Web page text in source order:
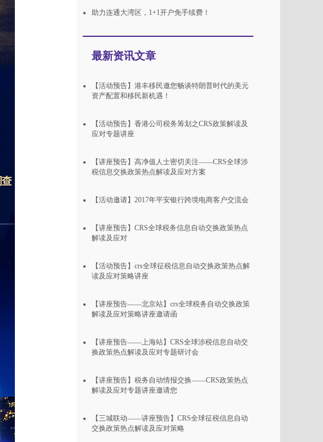
助力连通大湾区，1+1开户免手续费！
最新资讯文章
【活动预告】港丰移民邀您畅谈特朗普时代的美元
资产配置和移民新机遇！
【活动预告】香港公司税务筹划之CRS政策解读及
应对专题讲座
【讲座预告】高净值人士密切关注——CRS全球涉
税信息交换政策热点解读及应对方案
【活动邀请】2017年平安银行跨境电商客户交流会
【讲座预告】CRS全球税务信息自动交换政策热点
解读及应对
【活动预告】crs全球征税信息自动交换政策热点解
读及应对策略讲座
【讲座预告——北京站】crs全球税务自动交换政策
解读及应对策略讲座邀请函
【讲座预告——上海站】CRS全球涉税信息自动交
换政策热点解读及应对专题研讨会
【讲座预告】税务自动情报交换——CRS政策热点
解读及应对专题讲座邀请您
【三城联动——讲座预告】CRS全球征税信息自动
交换政策热点解读及应对策略